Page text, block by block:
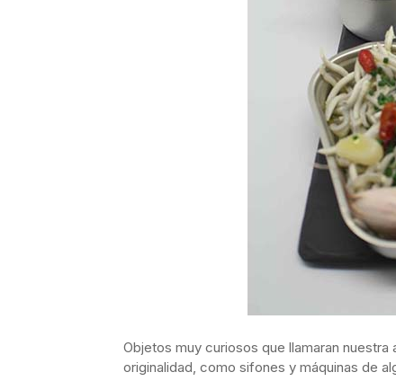
Objetos muy curiosos que llamaran
originalidad, como sifones y máquinas de